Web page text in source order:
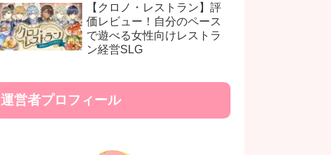
【クロノ・レストラン】評
価レビュー！自分のペース
で遊べる女性向けレストラ
ン経営SLG
運営者プロフィール